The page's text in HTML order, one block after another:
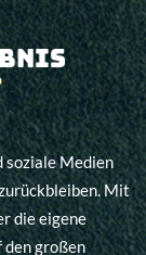
soziale Medien
Mit
die eigene
den großen